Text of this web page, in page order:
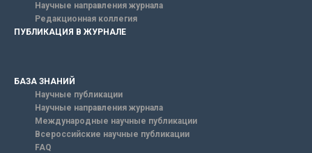
Научные направления журнала
Редакционная коллегия
ПУБЛИКАЦИЯ В ЖУРНАЛЕ
БАЗА ЗНАНИЙ
Научные публикации
Научные направления журнала
Международные научные публикации
Всероссийские научные публикации
FAQ